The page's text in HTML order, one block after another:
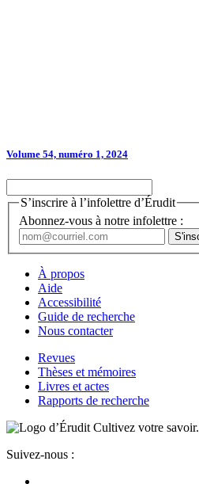
Volume 54, numéro 1, 2024
S’inscrire à l’infolettre d’Érudit
Abonnez-vous à notre infolettre :
À propos
Aide
Accessibilité
Guide de recherche
Nous contacter
Revues
Thèses et mémoires
Livres et actes
Rapports de recherche
Cultivez votre savoir.
Suivez-nous :